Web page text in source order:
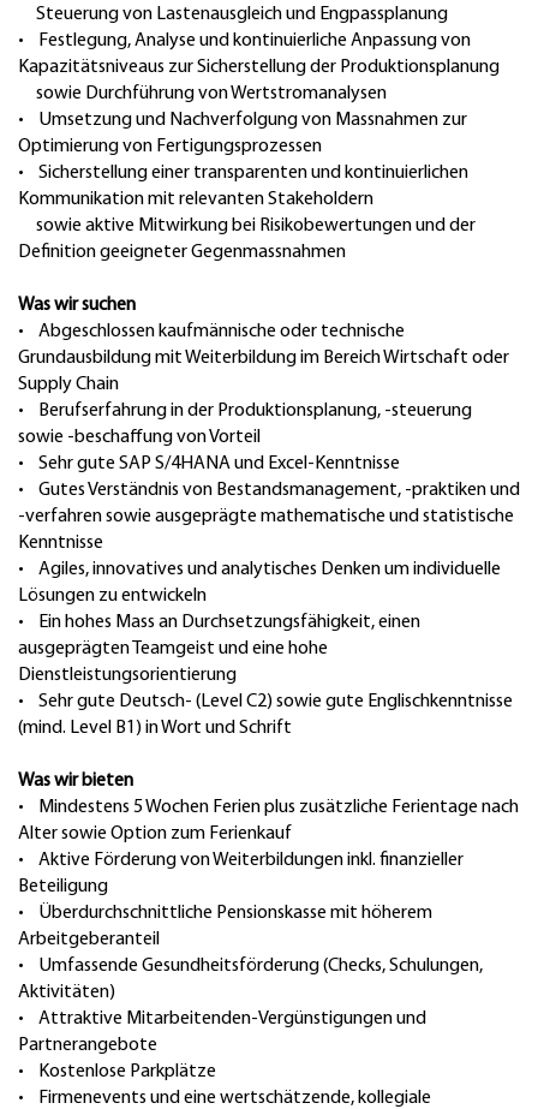
Steuerung von Lastenausgleich und Engpassplanung
• Festlegung, Analyse und kontinuierliche Anpassung von
Kapazitätsniveaus zur Sicherstellung der Produktionsplanung
sowie Durchführung von Wertstromanalysen
• Umsetzung und Nachverfolgung von Massnahmen zur
Optimierung von Fertigungsprozessen
• Sicherstellung einer transparenten und kontinuierlichen
Kommunikation mit relevanten Stakeholdern
sowie aktive Mitwirkung bei Risikobewertungen und der
Definition geeigneter Gegenmassnahmen
Was wir suchen
• Abgeschlossen kaufmännische oder technische
Grundausbildung mit Weiterbildung im Bereich Wirtschaft oder
Supply Chain
• Berufserfahrung in der Produktionsplanung, -steuerung
sowie -beschaffung von Vorteil
• Sehr gute SAP S/4HANA und Excel-Kenntnisse
• Gutes Verständnis von Bestandsmanagement, -praktiken und
-verfahren sowie ausgeprägte mathematische und statistische
Kenntnisse
• Agiles, innovatives und analytisches Denken um individuelle
Lösungen zu entwickeln
• Ein hohes Mass an Durchsetzungsfähigkeit, einen
ausgeprägten Teamgeist und eine hohe
Dienstleistungsorientierung
• Sehr gute Deutsch- (Level C2) sowie gute Englischkenntnisse
(mind. Level B1) in Wort und Schrift
Was wir bieten
• Mindestens 5 Wochen Ferien plus zusätzliche Ferientage nach
Alter sowie Option zum Ferienkauf
• Aktive Förderung von Weiterbildungen inkl. finanzieller
Beteiligung
• Überdurchschnittliche Pensionskasse mit höherem
Arbeitgeberanteil
• Umfassende Gesundheitsförderung (Checks, Schulungen,
Aktivitäten)
• Attraktive Mitarbeitenden-Vergünstigungen und
Partnerangebote
• Kostenlose Parkplätze
• Firmenevents und eine wertschätzende, kollegiale